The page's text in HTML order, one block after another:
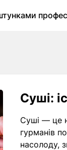
Суші:
Суші — це
гурманів
насолоду,